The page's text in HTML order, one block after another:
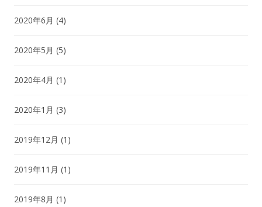
2020年6月 (4)
2020年5月 (5)
2020年4月 (1)
2020年1月 (3)
2019年12月 (1)
2019年11月 (1)
2019年8月 (1)